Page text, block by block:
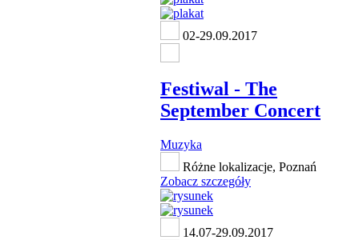
02-29.09.2017
Festiwal - The
September Concert
Muzyka
Różne lokalizacje, Poznań
Zobacz szczegóły
14.07-29.09.2017